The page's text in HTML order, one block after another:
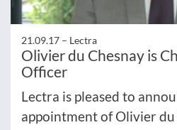
21.09.17 – Lectra
Olivier du Chesnay is
Officer
Lectra is pleased to
appointment of Olivier